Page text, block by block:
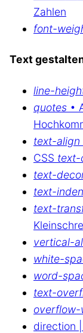
Zahlen
font-
Text
line-
quotes •
text-align
CSS text-
text-
text-
text-
vertical-
white-
word-
text-
overflow-
direction